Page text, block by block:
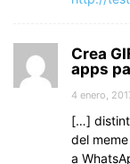
Crea
apps
4 enero,
[…]
del
a